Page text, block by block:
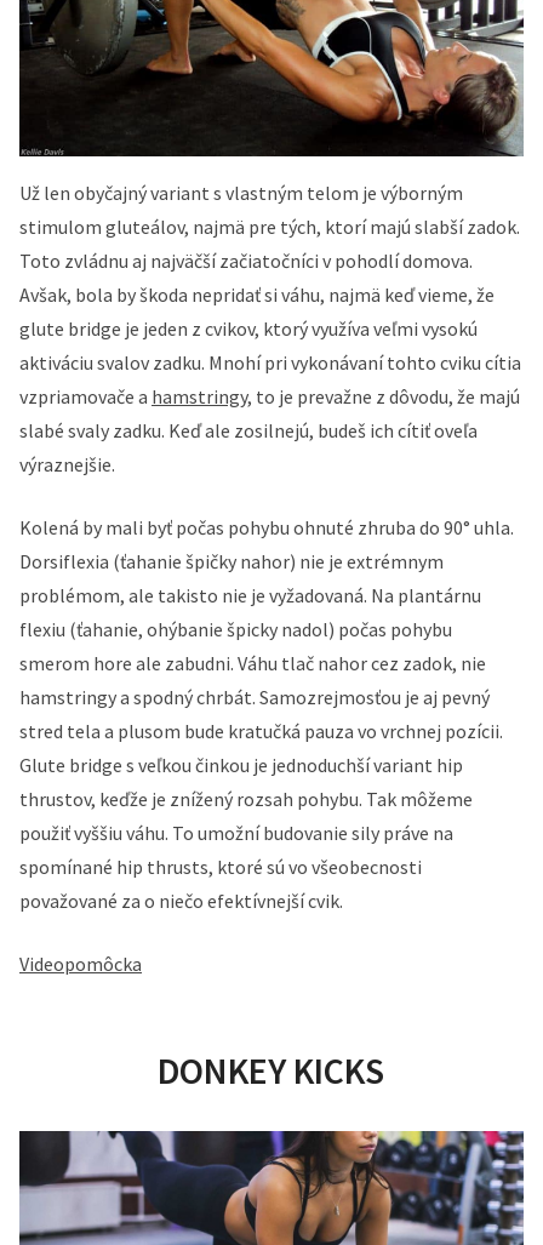
Už len obyčajný variant s vlastným telom je výborným
stimulom gluteálov, najmä pre tých, ktorí majú slabší zadok.
Toto zvládnu aj najväčší začiatočníci v pohodlí domova.
Avšak, bola by škoda nepridať si váhu, najmä keď vieme, že
glute bridge je jeden z cvikov, ktorý využíva veľmi vysokú
aktiváciu svalov zadku. Mnohí pri vykonávaní tohto cviku cítia
vzpriamovače a hamstringy, to je prevažne z dôvodu, že majú
slabé svaly zadku. Keď ale zosilnejú, budeš ich cítiť oveľa
výraznejšie.
Kolená by mali byť počas pohybu ohnuté zhruba do 90° uhla.
Dorsiflexia (ťahanie špičky nahor) nie je extrémnym
problémom, ale takisto nie je vyžadovaná. Na plantárnu
flexiu (ťahanie, ohýbanie špicky nadol) počas pohybu
smerom hore ale zabudni. Váhu tlač nahor cez zadok, nie
hamstringy a spodný chrbát. Samozrejmosťou je aj pevný
stred tela a plusom bude kratučká pauza vo vrchnej pozícii.
Glute bridge s veľkou činkou je jednoduchší variant hip
thrustov, keďže je znížený rozsah pohybu. Tak môžeme
použiť vyššiu váhu. To umožní budovanie sily práve na
spomínané hip thrusts, ktoré sú vo všeobecnosti
považované za o niečo efektívnejší cvik.
Videopomôcka
DONKEY KICKS